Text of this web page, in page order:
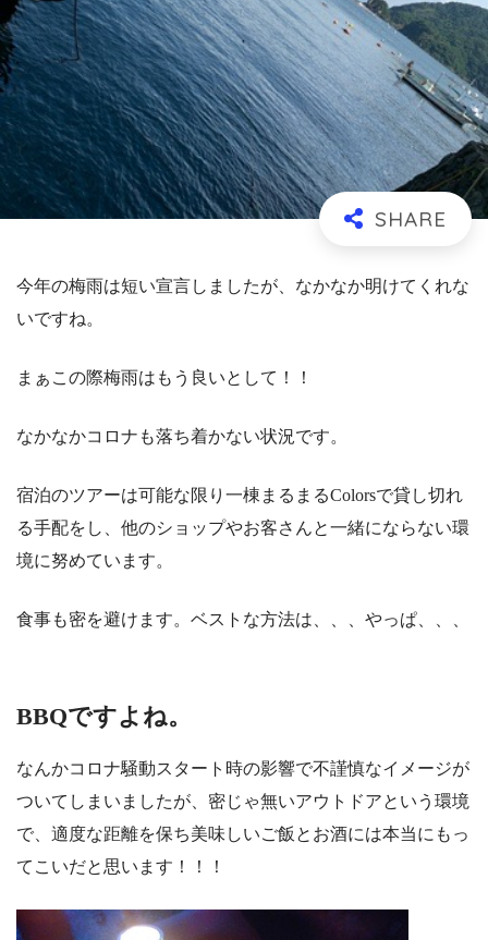
今年の梅雨は短い宣言しましたが、なかなか明けてくれな
いですね。
まぁこの際梅雨はもう良いとして！！
なかなかコロナも落ち着かない状況です。
宿泊のツアーは可能な限り一棟まるまるColorsで貸し切れ
る手配をし、他のショップやお客さんと一緒にならない環
境に努めています。
食事も密を避けます。ベストな方法は、、、やっぱ、、、
BBQですよね。
なんかコロナ騒動スタート時の影響で不謹慎なイメージが
ついてしまいましたが、密じゃ無いアウトドアという環境
で、適度な距離を保ち美味しいご飯とお酒には本当にもっ
てこいだと思います！！！